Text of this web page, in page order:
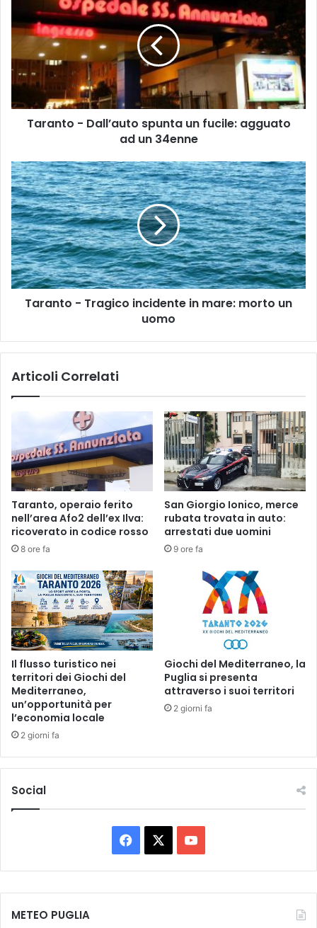
t
D
’
a
u
t
o
s
p
u
n
n
u
:
a
g
g
u
a
t
o
a
d
u
n
3
4
e
n
n
e
Taranto - Dall’auto spunta un fucile: agguato
ad un 34enne
T
a
r
a
n
t
o
-
T
o
d
e
n
e
i
m
a
r
e
:
m
o
r
t
o
u
n
u
Taranto - Tragico incidente in mare: morto un
uomo
Articoli Correlati
Taranto, operaio ferito
nell’area Afo2 dell’ex Ilva:
ricoverato in codice rosso
8 ore fa
San Giorgio Ionico, merce
rubata trovata in auto:
arrestati due uomini
9 ore fa
Il flusso turistico nei
territori dei Giochi del
Mediterraneo,
un’opportunità per
l’economia locale
2 giorni fa
Giochi del Mediterraneo, la
Puglia si presenta
attraverso i suoi territori
2 giorni fa
Social
a
c
o
u
METEO PUGLIA